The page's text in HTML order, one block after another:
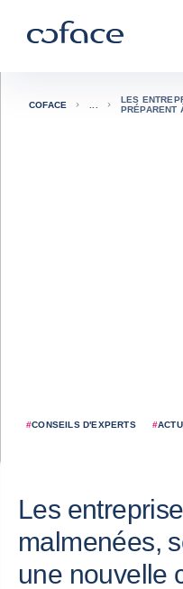
Coface, for Trade - Page
Retour à la page d'accueil
#CONSEILS D'EXPERTS #
COFACE
LES
PRÉPARENT
Les
malmenées,
une nouvelle